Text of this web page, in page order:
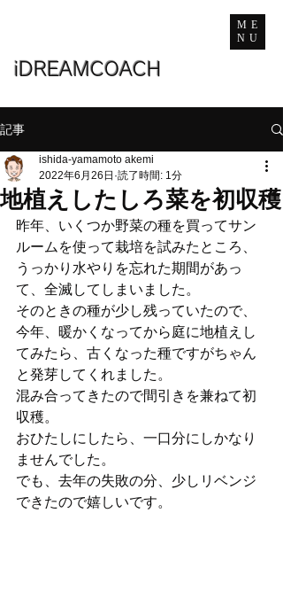
ME
NU
iDREAMCOACH
記事
地植えしたしろ菜を初収穫
ishida-yamamoto akemi
2022年6月26日 読了時間: 1分
昨年、いくつか野菜の種を買ってサン
ルームを使って栽培を試みたところ、
うっかり水やりを忘れた期間があっ
て、全滅してしまいました。
そのときの種が少し残っていたので、
今年、暖かくなってから庭に地植えし
てみたら、古くなった種ですがちゃん
と発芽してくれました。
混み合ってきたので間引きを兼ねて初
収穫。
おひたしにしたら、一口分にしかなり
ませんでした。
でも、去年の失敗の分、少しリベンジ
できたので嬉しいです。